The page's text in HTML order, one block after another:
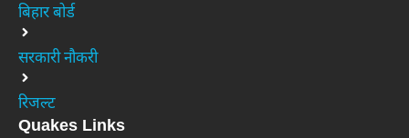
बिहार बोर्ड
सरकारी नौकरी
रिजल्ट
Quakes Links